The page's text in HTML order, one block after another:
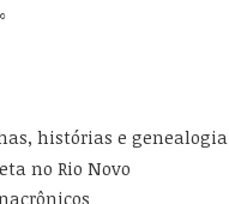
histórias e genealogia
no Rio Novo